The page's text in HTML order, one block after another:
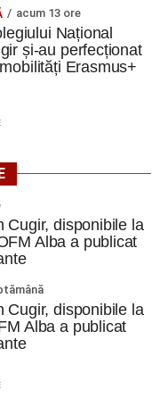
acum 13 ore
Național
și-au perfecționat
Erasmus+
Cugir, disponibile la
Alba a publicat
Cugir, disponibile la
Alba a publicat